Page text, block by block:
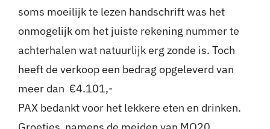
soms moeilijk te lezen handschrift was het
onmogelijk om het juiste rekening nummer te
achterhalen wat natuurlijk erg zonde is. Toch
heeft de verkoop een bedrag opgeleverd van
meer dan €4.101,-
PAX bedankt voor het lekkere eten en drinken.